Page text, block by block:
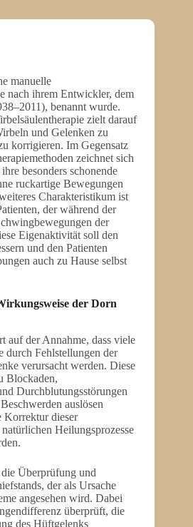
manuelle
nach ihrem Entwickler, dem
benannt wurde.
zielt darauf
und Gelenken zu
korrigieren. Im Gegensatz
zeichnet sich
besonders schonende
ruckartige Bewegungen
Charakteristikum ist
der während der
der
Eigenaktivität soll den
und den Patienten
auch zu Hause selbst
der Dorn
auf der Annahme, dass viele
durch Fehlstellungen der
verursacht werden. Diese
Blockaden,
Durchblutungsstörungen
auslösen
Korrektur dieser
Heilungsprozesse
Überprüfung und
der als Ursache
angesehen wird. Dabei
überprüft, die
des Hüftgelenks